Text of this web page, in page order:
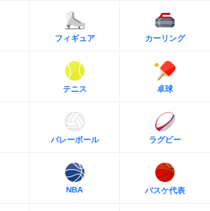
フィギュア カーリング
テニス 卓球
バレーボール ラグビー
NBA バスケ代表